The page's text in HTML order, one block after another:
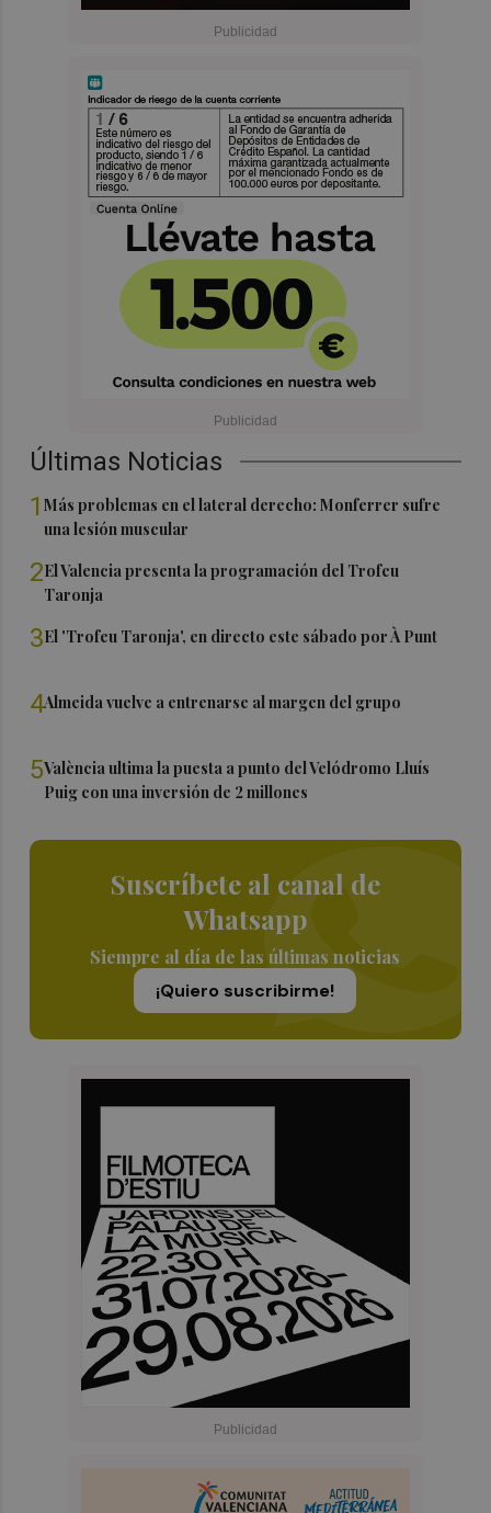
Últimas Noticias
1Más problemas en el lateral derecho: Monferrer sufre
una lesión muscular
2El Valencia presenta la programación del Trofeu
Taronja
3El 'Trofeu Taronja', en directo este sábado por À Punt
4Almeida vuelve a entrenarse al margen del grupo
5València ultima la puesta a punto del Velódromo Lluís
Puig con una inversión de 2 millones
Suscríbete al canal de
Whatsapp
Siempre al día de las últimas noticias
¡Quiero suscribirme!